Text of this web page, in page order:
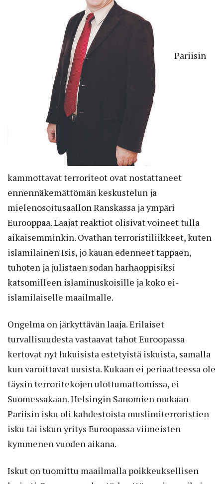
Pariisin
kammottavat terroriteot ovat nostattaneet
ennennäkemättömän keskustelun ja
mielenosoitusaallon Ranskassa ja ympäri
Eurooppaa. Laajat reaktiot olisivat voineet tulla
aikaisemminkin. Ovathan terroristiliikkeet, kuten
islamilainen Isis, jo kauan edenneet tappaen,
tuhoten ja julistaen sodan harhaoppisiksi
katsomilleen islaminuskoisille ja koko ei-
islamilaiselle maailmalle.
Ongelma on järkyttävän laaja. Erilaiset
turvallisuudesta vastaavat tahot Euroopassa
kertovat nyt lukuisista estetyistä iskuista, samalla
kun varoittavat uusista. Kukaan ei periaatteessa ole
täysin terroritekojen ulottumattomissa, ei
Suomessakaan. Helsingin Sanomien mukaan
Pariisin isku oli kahdestoista muslimiterroristien
isku tai iskun yritys Euroopassa viimeisten
kymmenen vuoden aikana.
Iskut on tuomittu maailmalla poikkeuk­sellisen